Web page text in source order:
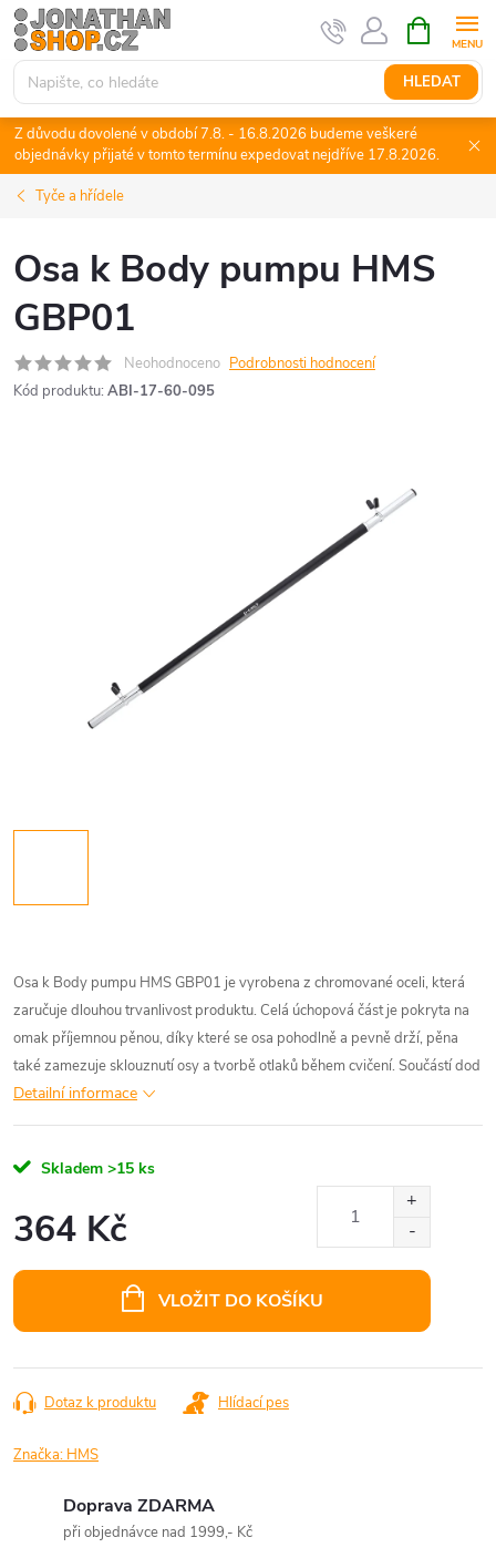
Přejít
na
obsah
HLEDAT
NÁKUPNÍ
KOŠÍK
Z důvodu dovolené v období 7.8. - 16.8.2026 budeme veškeré
objednávky přijaté v tomto termínu expedovat nejdříve 17.8.2026.
Tyče a hřídele
Osa k Body pumpu HMS
GBP01
Neohodnoceno Podrobnosti hodnocení
Kód produktu: ABI-17-60-095
Osa k Body pumpu HMS GBP01 je vyrobena z chromované oceli, která
zaručuje dlouhou trvanlivost produktu. Celá úchopová část je pokryta na
omak příjemnou pěnou, díky které se osa pohodlně a pevně drží, pěna
také zamezuje sklouznutí osy a tvorbě otlaků během cvičení. Součástí dod
Detailní informace
Skladem >15 ks
364 Kč
VLOŽIT DO KOŠÍKU
Dotaz k produktu Hlídací pes
Značka: HMS
Doprava ZDARMA
při objednávce nad 1999,- Kč